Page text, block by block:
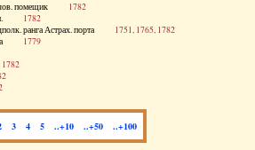
помещик 1782
1782
ранга Астрах. порта 1751, 1765, 1782
1779
1782
3 4 5 ..+10 ..+50 ..+100